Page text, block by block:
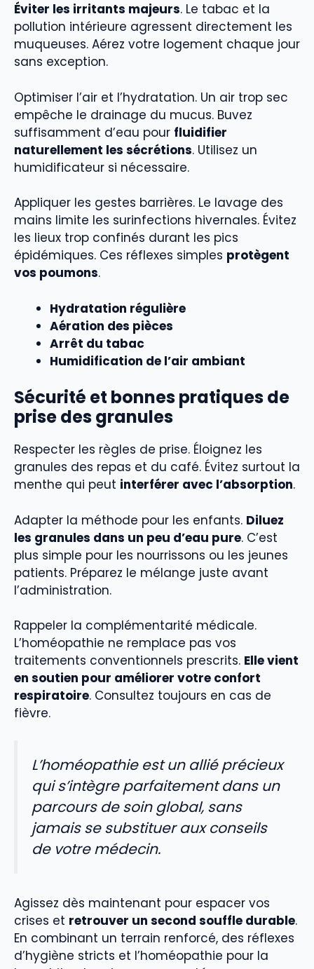
Éviter les irritants majeurs. Le tabac et la
pollution intérieure agressent directement les
muqueuses. Aérez votre logement chaque jour
sans exception.
Optimiser l’air et l’hydratation. Un air trop sec
empêche le drainage du mucus. Buvez
suffisamment d’eau pour fluidifier
naturellement les sécrétions. Utilisez un
humidificateur si nécessaire.
Appliquer les gestes barrières. Le lavage des
mains limite les surinfections hivernales. Évitez
les lieux trop confinés durant les pics
épidémiques. Ces réflexes simples protègent
vos poumons.
Hydratation régulière
Aération des pièces
Arrêt du tabac
Humidification de l’air ambiant
Sécurité et bonnes pratiques de
prise des granules
Respecter les règles de prise. Éloignez les
granules des repas et du café. Évitez surtout la
menthe qui peut interférer avec l’absorption.
Adapter la méthode pour les enfants. Diluez
les granules dans un peu d’eau pure. C’est
plus simple pour les nourrissons ou les jeunes
patients. Préparez le mélange juste avant
l’administration.
Rappeler la complémentarité médicale.
L’homéopathie ne remplace pas vos
traitements conventionnels prescrits. Elle vient
en soutien pour améliorer votre confort
respiratoire. Consultez toujours en cas de
fièvre.
L’homéopathie est un allié précieux
qui s’intègre parfaitement dans un
parcours de soin global, sans
jamais se substituer aux conseils
de votre médecin.
Agissez dès maintenant pour espacer vos
crises et retrouver un second souffle durable.
En combinant un terrain renforcé, des réflexes
d’hygiène stricts et l’homéopathie pour la